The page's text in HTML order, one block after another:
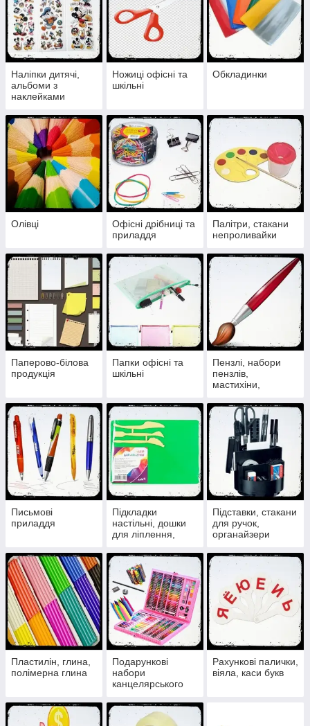
Наліпки дитячі,
альбоми з
наклейками
Ножиці офісні та
шкільні
Обкладинки
Олівці
Офісні дрібниці та
приладдя
Палітри, стакани
непроливайки
Паперово-білова
продукція
Папки офісні та
шкільні
Пензлі, набори
пензлів,
мастихіни,
пензлів, спонжі
Письмові
приладдя
Підкладки
настільні, дошки
для ліплення,
Підставки, стакани
для ручок,
органайзери
Пластилін, глина,
полімерна глина
Подарункові
набори
канцелярського
Рахункові палички,
віяла, каси букв